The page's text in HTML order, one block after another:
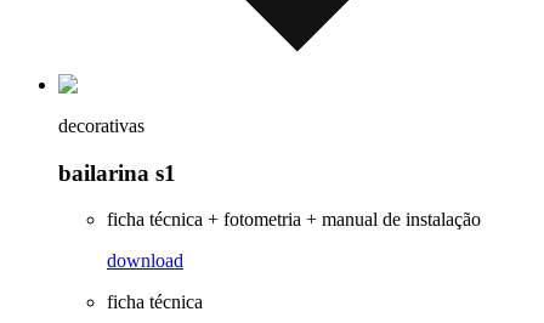
decorativas
bailarina s1
ficha técnica + fotometria + manual de instalação
download
ficha técnica